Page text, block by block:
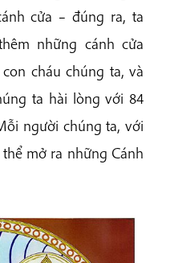
cửa – đúng ra, ta
những cánh cửa
cháu chúng ta, và
ta hài lòng với 84
người chúng ta, với
mở ra những Cánh